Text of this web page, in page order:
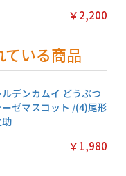
￥2,200
ている商品
デンカムイ どうぶつ
ーゼマスコット /(4)尾形
￥1,980